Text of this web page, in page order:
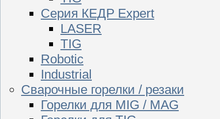
Серия КЕДР Expert
LASER
TIG
Robotic
Industrial
Сварочные горелки / резаки
Горелки для MIG / MAG